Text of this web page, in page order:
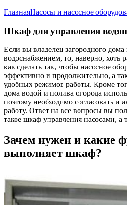
ГлавнаяНасосы и насосное
Шкаф для управления
Если вы владелец загородного
водоснабжением, то, наверно, хоть
как сделать так, чтобы насосное
эффективно и продолжительно, а
удобных режимов работы. Кроме
дома водой и полива огорода
поэтому необходимо согласовать и
работу. Ответ на все вопросы вы
такое шкаф управления насосами, а
Зачем нужен и какие
выполняет шкаф?